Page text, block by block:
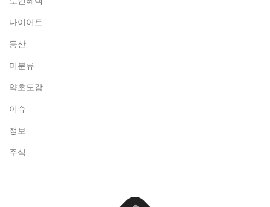
다이어트
등산
미분류
약초도감
이슈
정보
주식